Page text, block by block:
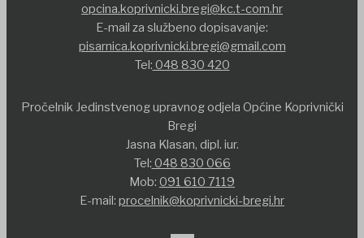
opcina.koprivnicki.bregi@kc.t-com.hr
E-mail za službeno dopisavanje:
pisarnica.koprivnicki.bregi@gmail.com
Tel: 048 830 420
Pročelnik Jedinstvenog upravnog odjela Općine Koprivnički
Bregi
Jasna Klasan, dipl. iur.
Tel: 048 830 066
Mob: 091 610 7119
E-mail: procelnik@koprivnicki-bregi.hr